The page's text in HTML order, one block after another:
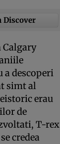
Discover
descoperi
simt al
erau
de
T-rex
credea